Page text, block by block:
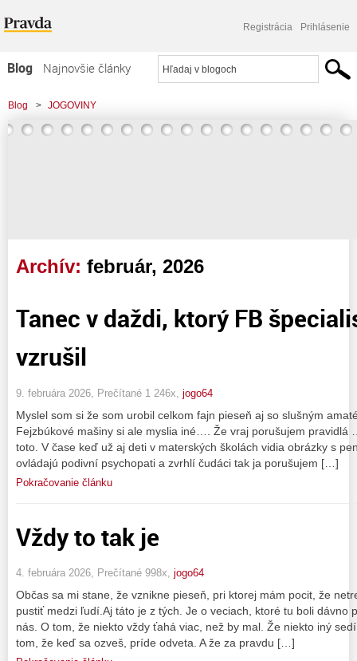
Registrácia Prihlásenie
Blog
Najnovšie články
Najčítanejšie články
Najkomentovanejšie články
Blog > JOGOVINY
Archív: február, 2026
Tanec v daždi, ktorý FB
vzrušil
9. februára 2026, Prečítané 1 246x, jogo64
Myslel som si že som urobil celkom fajn pieseň aj so slušným
Fejzbúkové mašiny si ale myslia iné…. Že vraj porušujem pravidlá
toto. V čase keď už aj deti v materských školách vidia obrázky s
ovládajú podivní psychopati a zvrhlí čudáci tak ja porušujem […]
Pokračovanie článku
Vždy to tak je
4. februára 2026, Prečítané 998x, jogo64
Občas sa mi stane, že vznikne pieseň, pri ktorej mám pocit, že
pustiť medzi ľudí.Aj táto je z tých. Je o veciach, ktoré tu boli dávno
nás. O tom, že niekto vždy ťahá viac, než by mal. Že niekto iný
tom, že keď sa ozveš, príde odveta. A že za pravdu […]